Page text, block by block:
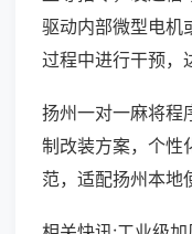
驱动内部微型电机
过程中进行干预，
扬州一对一麻将程
制改装方案，个性
范，适配扬州本地